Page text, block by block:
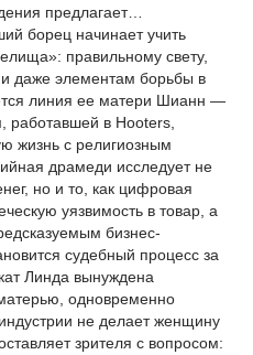
предлагает…
борец начинает учить
правильному свету,
даже элементам борьбы в
линия ее матери Шианн —
в Hooters,
жизнь с религиозным
драмеди исследует не
но и то, как цифровая
уязвимость в товар, а
бизнес-
судебный процесс за
Линда вынуждена
одновременно
не делает женщину
зрителя с вопросом: